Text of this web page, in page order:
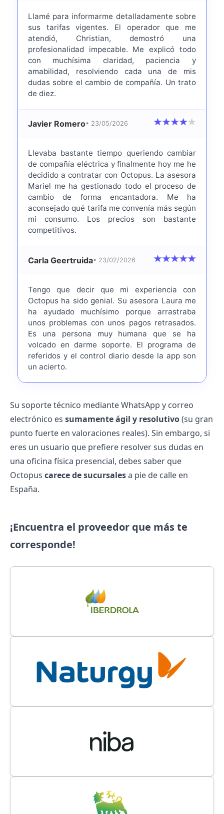
Llamé para informarme detalladamente sobre
sus tarifas vigentes. El operador que me
atendió, Christian, demostró una
profesionalidad impecable. Me explicó todo
con muchísima claridad, paciencia y
amabilidad, resolviendo cada una de mis
dudas sobre el cambio de compañía. Un trato
de diez.
Javier Romero• 23/05/2026
Llevaba bastante tiempo queriendo cambiar
de compañía eléctrica y finalmente hoy me he
decidido a contratar con Octopus. La asesora
Mariel me ha gestionado todo el proceso de
cambio de forma encantadora. Me ha
aconsejado qué tarifa me convenía más según
mi consumo. Los precios son bastante
competitivos.
Carla Geertruida• 23/02/2026
Tengo que decir que mi experiencia con
Octopus ha sido genial. Su asesora Laura me
ha ayudado muchísimo porque arrastraba
unos problemas con unos pagos retrasados.
Es una persona muy humana que se ha
volcado en darme soporte. El programa de
referidos y el control diario desde la app son
un acierto.
Su soporte técnico mediante WhatsApp y correo
electrónico es sumamente ágil y resolutivo(su gran
punto fuerte en valoraciones reales). Sin embargo, si
eres un usuario que prefiere resolver sus dudas en
una oficina física presencial, debes saber que
Octopus carece de sucursalesa pie de calle en
España.
¡Encuentra el proveedor que más te
corresponde!